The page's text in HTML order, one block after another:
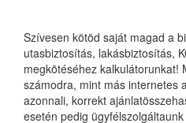
Szívesen kötöd saját magad a
utasbiztosítás, lakásbiztosítás,
megkötéséhez kalkulátorunkat!
számodra, mint más internetes
azonnali, korrekt
esetén pedig